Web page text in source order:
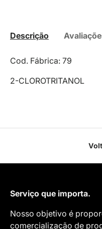
Descrição
Cod. Fábrica: 79
2-CLOROTRITANOL
Serviço que importa.
Nosso objetivo é
comercialização de